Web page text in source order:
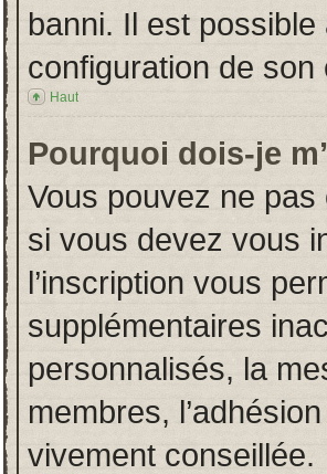
banni. Il est
configuration de son
Haut
Pourquoi dois-je
Vous pouvez ne pas
si vous devez vous
l’inscription vous
supplémentaires
personnalisés, la
membres,
vivement conseillée.